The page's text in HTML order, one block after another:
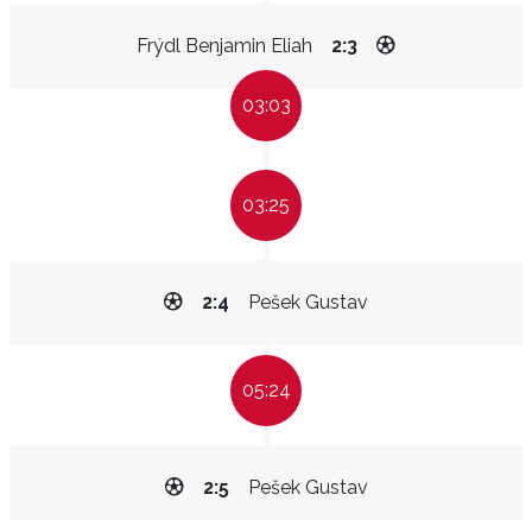
Frýdl Benjamin Eliah 2:3
03:03
03:25
Pešek Gustav
2:4
05:24
Pešek Gustav
2:5